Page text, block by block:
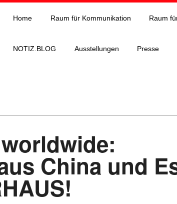
Home Raum für Kommunikation Raum
NOTIZ.BLOG Ausstellungen Presse
China und